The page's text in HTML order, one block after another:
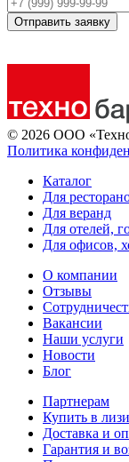
Отправить заявку
© 2026 ООО
Политика
Каталог
Для
Для веранд
Для отелей,
Для офисов,
О компании
Отзывы
Вакансии
Наши услуги
Новости
Блог
Партнерам
Купить в
Доставка и
Гарантия и